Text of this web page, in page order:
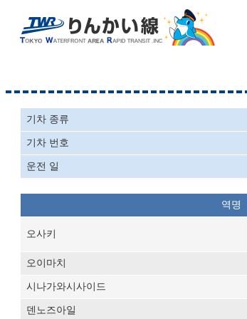
기차 종류
기차 번호
운전 일
역명
오사키
오이마치
시나가와시사이드
덴노즈아일